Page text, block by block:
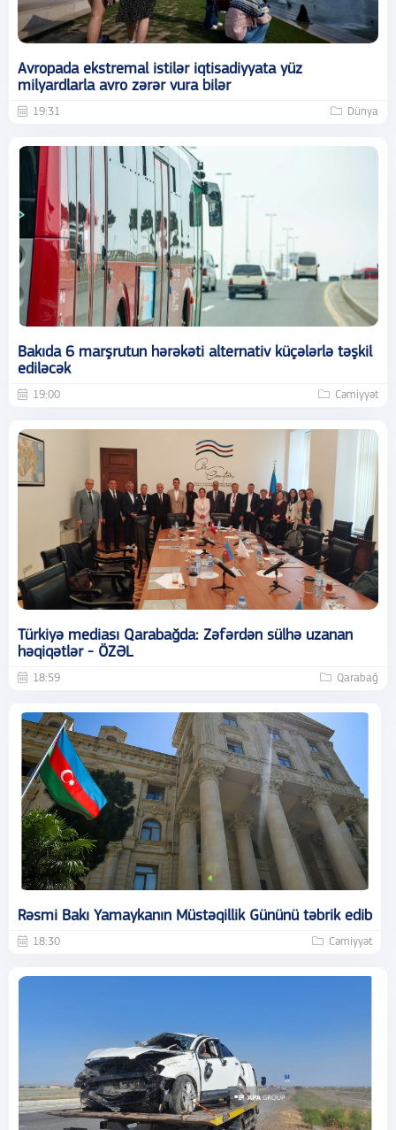
Avropada ekstremal istilər iqtisadiyyata yüz
milyardlarla avro zərər vura bilər
19:31 Dünya
Bakıda 6 marşrutun hərəkəti alternativ küçələrlə təşkil
ediləcək
19:00 Cəmiyyət
Türkiyə mediası Qarabağda: Zəfərdən sülhə uzanan
həqiqətlər - ÖZƏL
18:59 Qarabağ
Rəsmi Bakı Yamaykanın Müstəqillik Gününü təbrik edib
18:30 Cəmiyyət